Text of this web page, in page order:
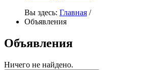
Вы здесь: Главная /
Объявления
Объявления
Ничего не найдено.